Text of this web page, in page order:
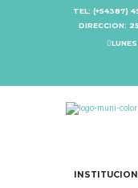
TEL: (+54387)
DIRECCION: